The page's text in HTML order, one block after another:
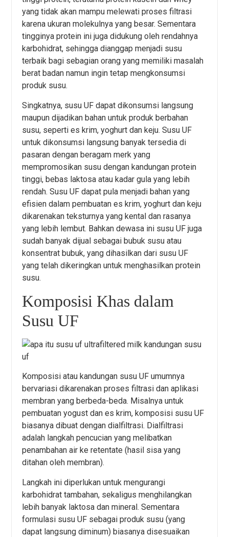
yang tidak akan mampu melewati proses filtrasi
karena ukuran molekulnya yang besar. Sementara
tingginya protein ini juga didukung oleh rendahnya
karbohidrat, sehingga dianggap menjadi susu
terbaik bagi sebagian orang yang memiliki masalah
berat badan namun ingin tetap mengkonsumsi
produk susu.
Singkatnya, susu UF dapat dikonsumsi langsung
maupun dijadikan bahan untuk produk berbahan
susu, seperti es krim, yoghurt dan keju. Susu UF
untuk dikonsumsi langsung banyak tersedia di
pasaran dengan beragam merk yang
mempromosikan susu dengan kandungan protein
tinggi, bebas laktosa atau kadar gula yang lebih
rendah. Susu UF dapat pula menjadi bahan yang
efisien dalam pembuatan es krim, yoghurt dan keju
dikarenakan teksturnya yang kental dan rasanya
yang lebih lembut. Bahkan dewasa ini susu UF juga
sudah banyak dijual sebagai bubuk susu atau
konsentrat bubuk, yang dihasilkan dari susu UF
yang telah dikeringkan untuk menghasilkan protein
susu.
Komposisi Khas dalam
Susu UF
Komposisi atau kandungan susu UF umumnya
bervariasi dikarenakan proses filtrasi dan aplikasi
membran yang berbeda-beda. Misalnya untuk
pembuatan yogust dan es krim, komposisi susu UF
biasanya dibuat dengan dialfiltrasi. Dialfiltrasi
adalah langkah pencucian yang melibatkan
penambahan air ke retentate (hasil sisa yang
ditahan oleh membran).
Langkah ini diperlukan untuk mengurangi
karbohidrat tambahan, sekaligus menghilangkan
lebih banyak laktosa dan mineral. Sementara
formulasi susu UF sebagai produk susu (yang
dapat langsung diminum) biasanya disesuaikan